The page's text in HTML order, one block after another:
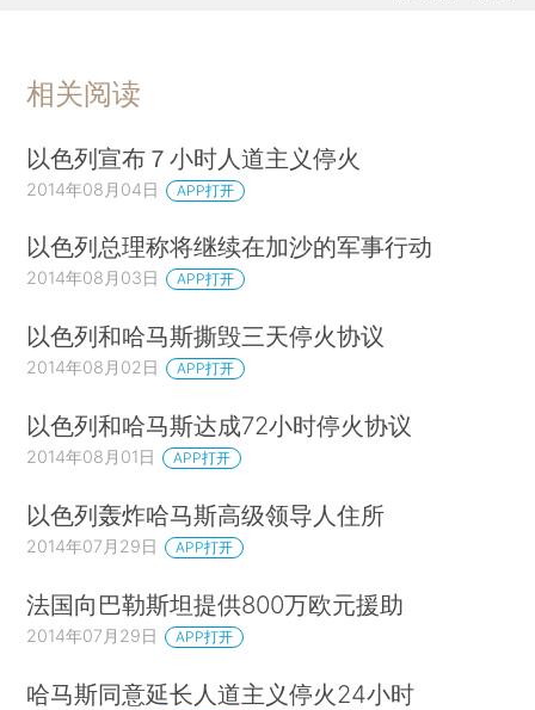
相关阅读
以色列宣布７小时人道主义停火
2014年08月04日 APP打开
以色列总理称将继续在加沙的军事行动
2014年08月03日 APP打开
以色列和哈马斯撕毁三天停火协议
2014年08月02日 APP打开
以色列和哈马斯达成72小时停火协议
2014年08月01日 APP打开
以色列轰炸哈马斯高级领导人住所
2014年07月29日 APP打开
法国向巴勒斯坦提供800万欧元援助
2014年07月29日 APP打开
哈马斯同意延长人道主义停火24小时